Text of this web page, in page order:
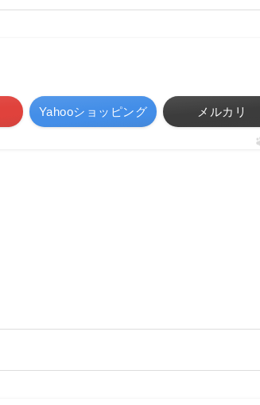
Yahooショッピング メルカリ